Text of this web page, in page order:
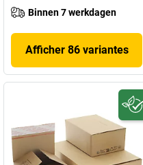
Binnen 7 werkdagen
Afficher 86 variantes